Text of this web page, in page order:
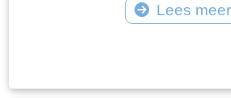
toegang tot het park
aub”. Het is de moeite waard
Lees meer